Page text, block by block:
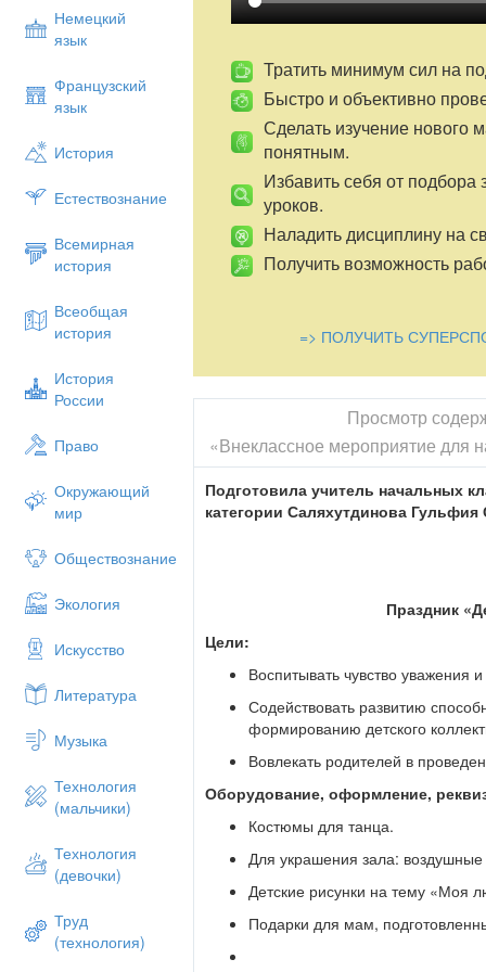
Немецкий
язык
Французский
язык
История
Естествознание
Всемирная
история
Всеобщая
история
История
России
Право
Окружающий
мир
Обществознание
Экология
Искусство
Литература
Музыка
Технология
(мальчики)
Технология
(девочки)
Труд
(технология)
счастья, крепкого здоровья,
чаще улыбайтесь, ведь мамина
который дарит всем вокруг
благополучия и большого успеха
-МАМА! МАМОЧКА! Сколько тепла
называют самого близкого,
Материнская любовь греет нас
- Во многих странах отмечают
дарят подарки, устраивают для
(Видео)
На свете добрых слов немало,
Из двух слогов простое слово «мама»
В этом слове – наше счастье
Наша жизнь и красота.
Мама, мамочка родная –
Вот, что свято навсегда.
Дарья.
Сделать на свете мы многое
В глубинах морских и в
Даже погоду переиначим.
Дел и дорог будет в жизни не
Вот он ответ наш правильный
(Все вместе)
Все начинается с МАМЫ!
Тратить минимум сил на
Быстро и объективно
Сделать изучение нового
понятным.
Избавить себя от подбора
уроков.
Наладить дисциплину на
Получить возможность
=> ПОЛУЧИТЬ
Просмотр
«Внеклассное мероприятие для
Подготовила учитель начальных
категории Саляхутдинова Гульфия
Праздник
Цели:
Воспитывать чувство уважения
Содействовать развитию
формированию детского
Вовлекать родителей в
Оборудование, оформление,
Костюмы для танца.
Для украшения зала:
Детские рисунки на тему «Моя
Подарки для мам,